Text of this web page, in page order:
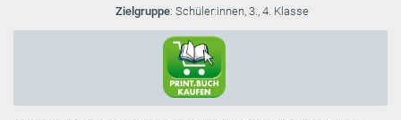
Zielgruppe: Schüler:innen, 3., 4. Klasse